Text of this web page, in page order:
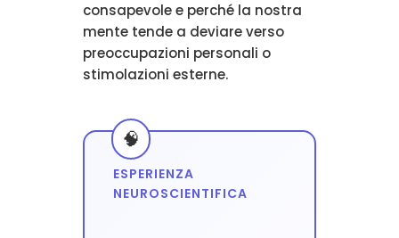
consapevole e perché la nostra
mente tende a deviare verso
preoccupazioni personali o
stimolazioni esterne.
ESPERIENZA
NEUROSCIENTIFICA